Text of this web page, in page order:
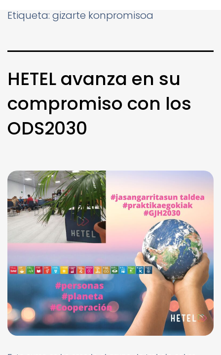
Etiqueta: gizarte konpromisoa
HETEL avanza en su
compromiso con los
ODS2030